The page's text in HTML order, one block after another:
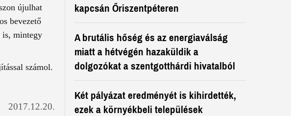
újulhat
bevezető
is, mintegy
számol.
2017.12.20.
kapcsán Őriszentpéteren
A brutális hőség és az energiaválság
miatt a hétvégén hazaküldik a
dolgozókat a szentgotthárdi hivatalból
Két pályázat eredményét is kihirdették,
ezek a környékbeli települések